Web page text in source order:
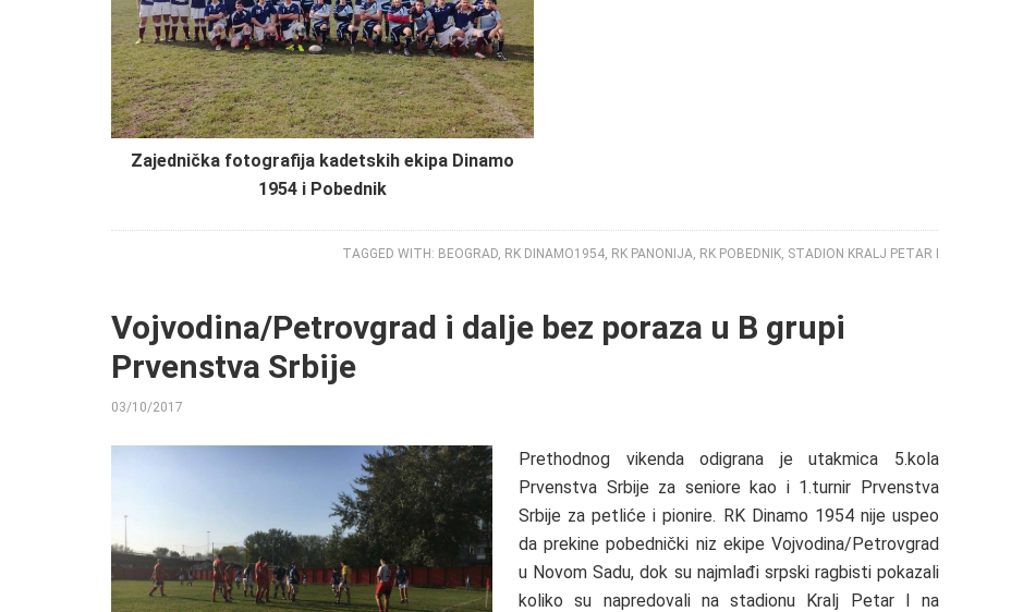
Zajednička fotografija kadetskih ekipa Dinamo
1954 i Pobednik
TAGGED WITH: BEOGRAD RK DINAMO1954 RK PANONIJA RK POBEDNIK STADION KRALJ PETAR I
Vojvodina/Petrovgrad i dalje bez poraza u B grupi
Prvenstva Srbije
03/10/2017
Prethodnog vikenda odigrana je utakmica 5.kola
Prvenstva Srbije za seniore kao i 1.turnir Prvenstva
Srbije za petliće i pionire. RK Dinamo 1954 nije uspeo
da prekine pobednički niz ekipe Vojvodina/Petrovgrad
u Novom Sadu, dok su najmlađi srpski ragbisti pokazali
koliko su napredovali na stadionu Kralj Petar I na